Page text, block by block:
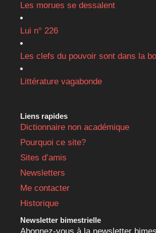
Les morues se dessalent
Lui n° 226
Les clefs du pouvoir sont dans la
Littérature vagabonde
Liens rapides
Dictionnaire non académique
Pourquoi ce site?
Sites d’amis
Newsletters
Me contacter
Historique
Newsletter bimestrielle